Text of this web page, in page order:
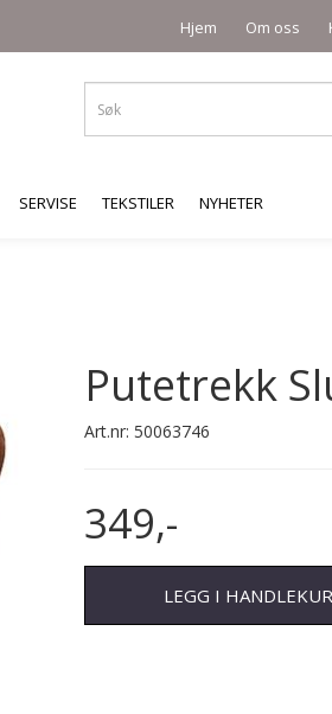
Hjem Om oss
SERVISE TEKSTILER NYHETER
Putetrekk
Art.nr: 50063746
349,-
LEGG I